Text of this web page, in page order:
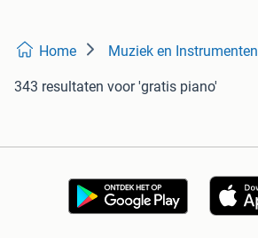
Home Muziek en Instrumenten
343 resultaten voor 'gratis piano'